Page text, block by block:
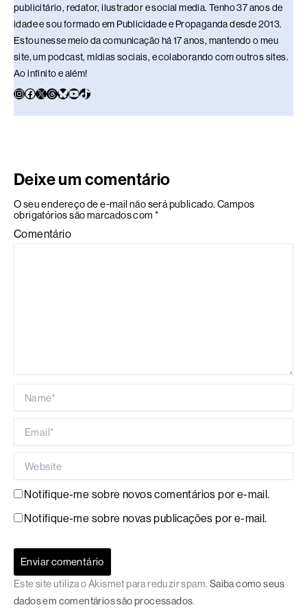
publicitário, redator, ilustrador e social media. Tenho 37 anos de
idade e sou formado em Publicidade e Propaganda desde 2013.
Estou nesse meio da comunicação há 17 anos, mantendo o meu
site, um podcast, mídias sociais, e colaborando com outros sites.
Ao infinito e além!
Deixe um comentário
O seu endereço de e-mail não será publicado. Campos
obrigatórios são marcados com *
Comentário
Notifique-me sobre novos comentários por e-mail.
Notifique-me sobre novas publicações por e-mail.
Este site utiliza o Akismet para reduzir spam. Saiba como seus
dados em comentários são processados.